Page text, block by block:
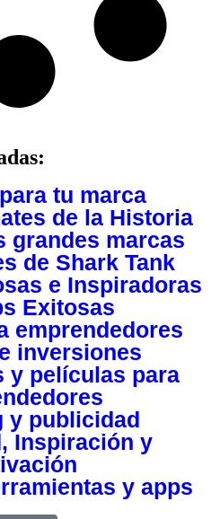
tu marca
de la Historia
grandes marcas
de Shark Tank
e Inspiradoras
Exitosas
emprendedores
inversiones
y películas para
y publicidad
Inspiración y
y apps